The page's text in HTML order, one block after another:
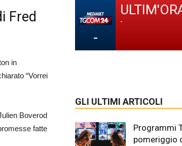
Fred
in
“Vorrei
Boverod
fatte
-
-
GLI ULTIMI ARTICOLI
Programmi
pomeriggio